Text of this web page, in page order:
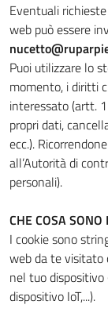
Eventuali
web può essere
Puoi utilizzare lo
momento, i diritti
interessato (artt.
propri dati,
ecc.).
all’Autorità di
personali).
CHE COSA SONO
I cookie sono
web da te visitato
nel tuo dispositivo
dispositivo IoT,...).